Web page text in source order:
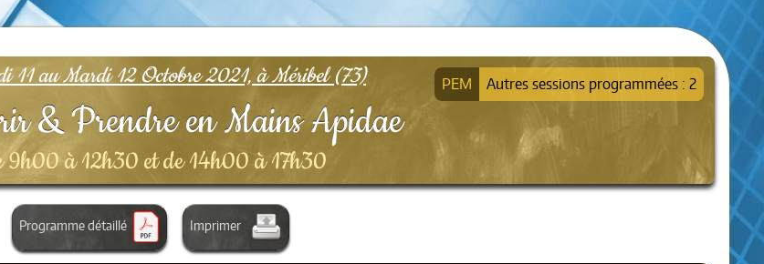
11 au Mardi 12 Octobre 2021, à Méribel (73)
& Prendre en Mains Apidae
Autres sessions programmées : 2
9h00 à 12h30 et de 14h00 à 17h30
Programme détaillé Imprimer